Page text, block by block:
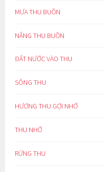
MƯA THU BUỒN
NẮNG THU BUỒN
ĐẤT NƯỚC VÀO THU
SÔNG THU
HƯƠNG THU GỢI NHỚ
THU NHỚ
RỪNG THU